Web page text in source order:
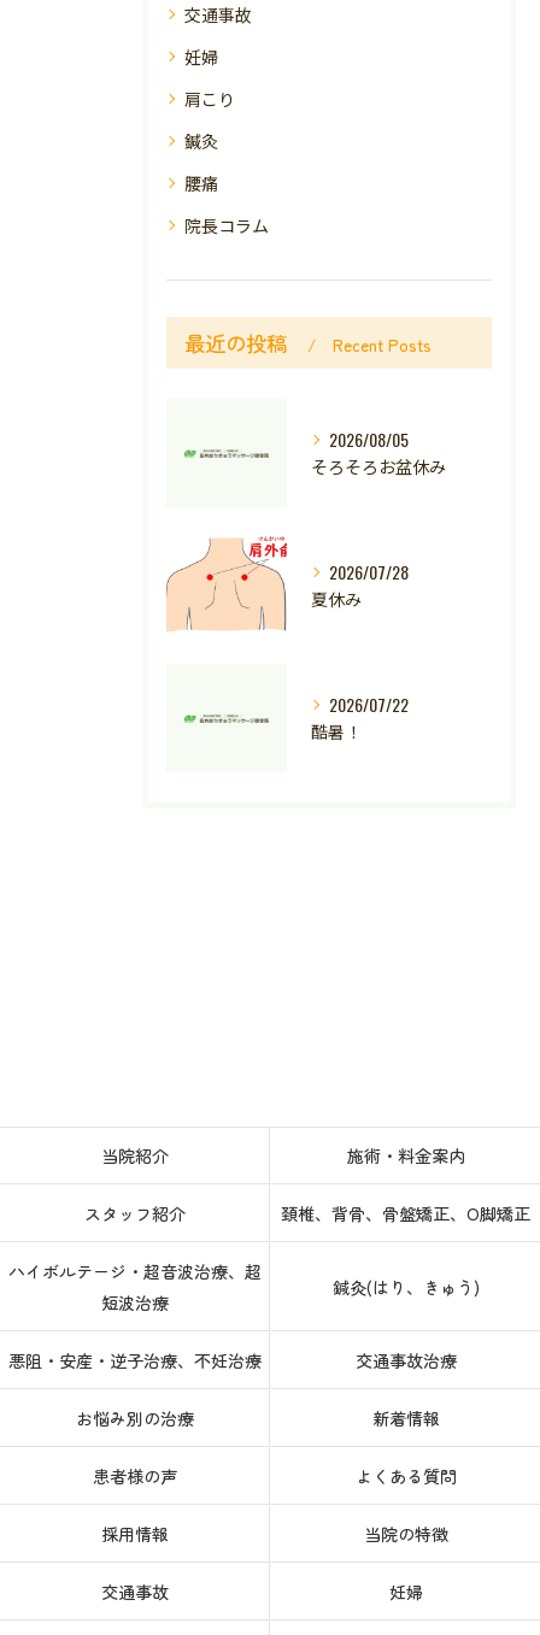
交通事故
妊婦
肩こり
鍼灸
腰痛
院長コラム
最近の投稿 Recent Posts
2026/08/05
そろそろお盆休み
2026/07/28
夏休み
2026/07/22
酷暑！
当院紹介 施術・料金案内
スタッフ紹介 頚椎、背骨、骨盤矯正、O脚矯正
ハイボルテージ・超音波治療、超
短波治療
鍼灸(はり、きゅう)
悪阻・安産・逆子治療、不妊治療 交通事故治療
お悩み別の治療 新着情報
患者様の声 よくある質問
採用情報 当院の特徴
交通事故 妊婦